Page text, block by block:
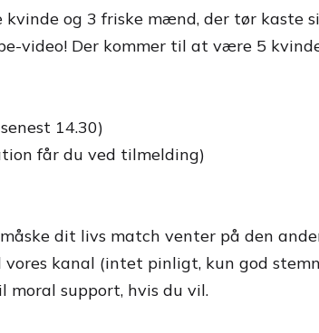
kvinde og 3 friske mænd, der tør
video! Der kommer til at være 5
14.30)
får du ved tilmelding)
dit livs match venter på den
kanal (intet pinligt, kun god
moral support, hvis du vil.